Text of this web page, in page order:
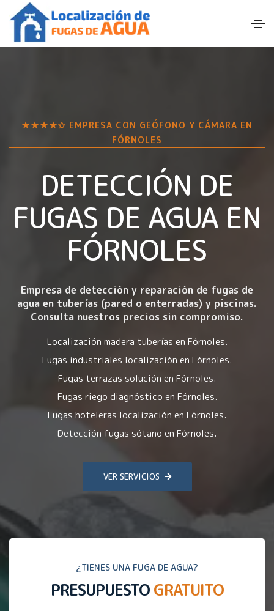
★★★★✩ EMPRESA CON GEÓFONO Y CÁMARA EN
FÓRNOLES
DETECCIÓN DE
FUGAS DE AGUA EN
FÓRNOLES
Empresa de detección y reparación de fugas de
agua en tuberías (pared o enterradas) y piscinas.
Consulta nuestros precios sin compromiso.
Localización madera tuberías en Fórnoles.
Fugas industriales localización en Fórnoles.
Fugas terrazas solución en Fórnoles.
Fugas riego diagnóstico en Fórnoles.
Fugas hoteleras localización en Fórnoles.
Detección fugas sótano en Fórnoles.
VER SERVICIOS
¿TIENES UNA FUGA DE AGUA?
PRESUPUESTO GRATUITO